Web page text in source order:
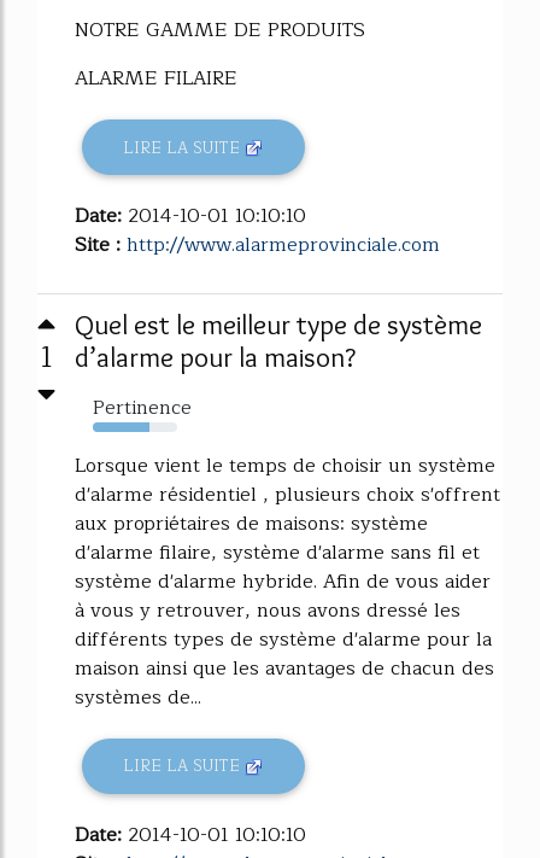
NOTRE GAMME DE PRODUITS
ALARME FILAIRE
LIRE LA SUITE
Date: 2014-10-01 10:10:10
Site :http://www.alarmeprovinciale.com
1
Quel est le meilleur type de système
d’alarme pour la maison?
Pertinence
67%
Lorsque vient le temps de choisir un système
d'alarme résidentiel , plusieurs choix s'offrent
aux propriétaires de maisons: système
d'alarme filaire, système d'alarme sans fil et
système d'alarme hybride. Afin de vous aider
à vous y retrouver, nous avons dressé les
différents types de système d'alarme pour la
maison ainsi que les avantages de chacun des
systèmes de...
LIRE LA SUITE
Date: 2014-10-01 10:10:10